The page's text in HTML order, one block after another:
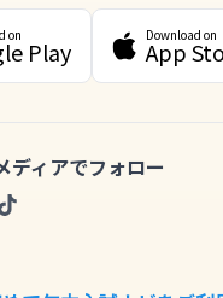
on
Play
Download on
App
ディアでフォロー